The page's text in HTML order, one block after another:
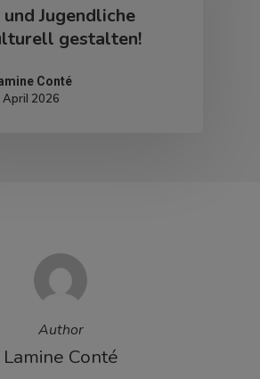
Jugendliche
gestalten!
Conté
April 2026
Author
Lamine Conté